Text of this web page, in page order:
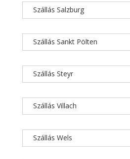
Szállás Salzburg
Szállás Sankt Pölten
Szállás Steyr
Szállás Villach
Szállás Wels